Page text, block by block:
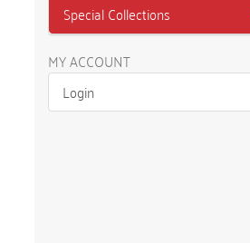
Special Collections
MY ACCOUNT
Login